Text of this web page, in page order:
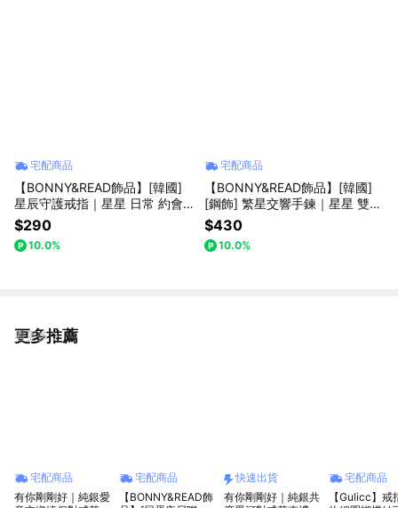
宅配商品
【BONNY&READ飾品】[韓國]
星辰守護戒指｜星星 日常 約會
開口戒 可調節 禮物推薦 女生飾
品 韓系
$290
10.0%
宅配商品
【BONNY&READ飾品】[韓國]
[鋼飾] 繁星交響手鍊｜星星 雙層
手鍊 日常 約會 可調節手鍊 女生
飾品 夏日 抗汗
$430
10.0%
更多推薦
看更多
宅配商品
有你剛剛好｜純銀愛
宅配商品
【BONNY&READ飾
快速出貨
有你剛剛好｜純銀共
宅配商品
【Gulicc】戒